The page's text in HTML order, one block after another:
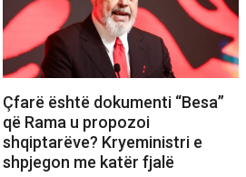
Çfarë është dokumenti “Besa”
që Rama u propozoi
shqiptarëve? Kryeministri e
shpjegon me katër fjalë